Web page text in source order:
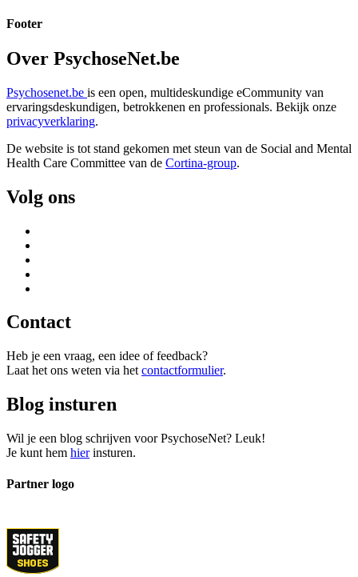
Footer
Over PsychoseNet.be
Psychosenet.be is een open, multideskundige eCommunity van
ervaringsdeskundigen, betrokkenen en professionals. Bekijk onze
privacyverklaring.
De website is tot stand gekomen met steun van de Social and Mental
Health Care Committee van de Cortina-group.
Volg ons
Contact
Heb je een vraag, een idee of feedback?
Laat het ons weten via het contactformulier.
Blog insturen
Wil je een blog schrijven voor PsychoseNet? Leuk!
Je kunt hem hierinsturen.
Partner logo